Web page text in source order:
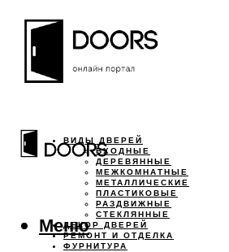
ВИДЫ ДВЕРЕЙ
ВХОДНЫЕ
ДЕРЕВЯННЫЕ
МЕЖКОМНАТНЫЕ
МЕТАЛЛИЧЕСКИЕ
ПЛАСТИКОВЫЕ
РАЗДВИЖНЫЕ
СТЕКЛЯННЫЕ
ДЕКОР ДВЕРЕЙ
РЕМОНТ И ОТДЕЛКА
ФУРНИТУРА
Меню